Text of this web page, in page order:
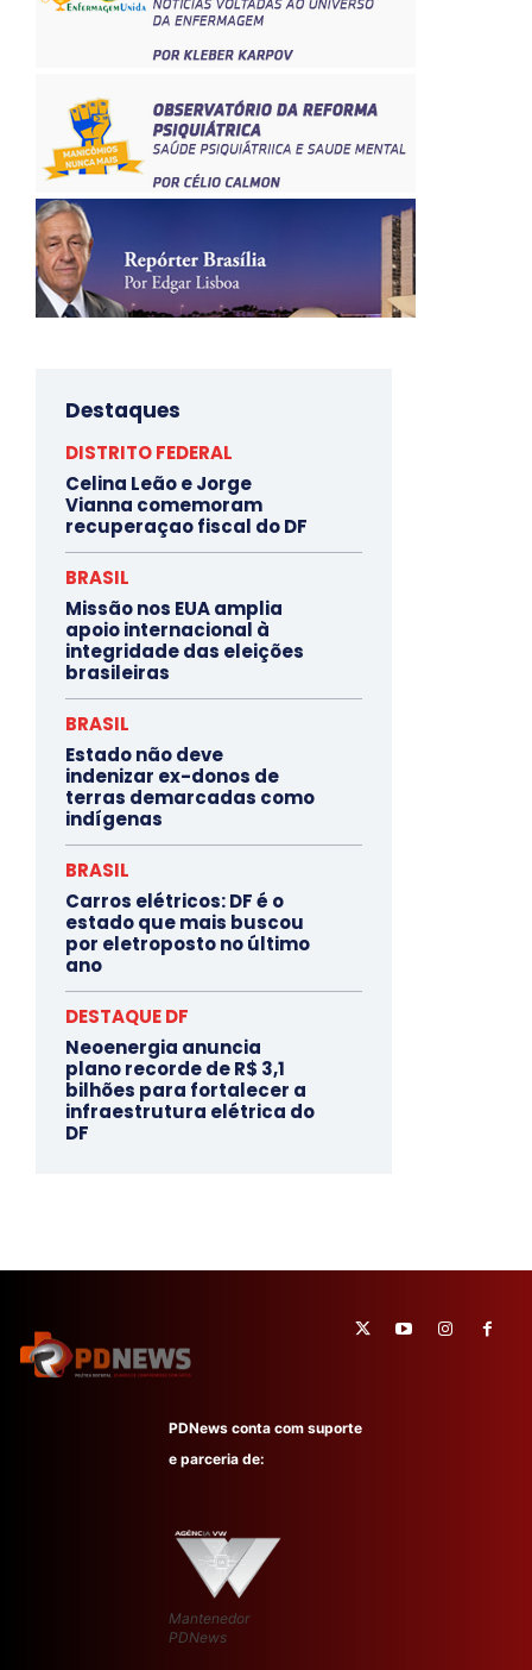
Destaques
DISTRITO FEDERAL
Celina Leão e Jorge
Vianna comemoram
recuperaçao fiscal do DF
BRASIL
Missão nos EUA amplia
apoio internacional à
integridade das eleições
brasileiras
BRASIL
Estado não deve
indenizar ex-donos de
terras demarcadas como
indígenas
BRASIL
Carros elétricos: DF é o
estado que mais buscou
por eletroposto no último
ano
DESTAQUE DF
Neoenergia anuncia
plano recorde de R$ 3,1
bilhões para fortalecer a
infraestrutura elétrica do
DF
PDNews conta com suporte
e parceria de:
Mantenedor
PDNews